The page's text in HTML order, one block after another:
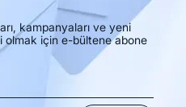
kampanyaları ve yeni
olmak için e-bültene abone